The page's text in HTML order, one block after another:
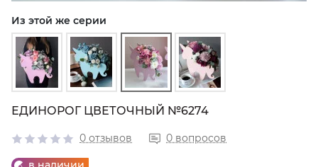
Из этой же серии
ЕДИНОРОГ ЦВЕТОЧНЫЙ №6274
0 отзывов 0 вопросов